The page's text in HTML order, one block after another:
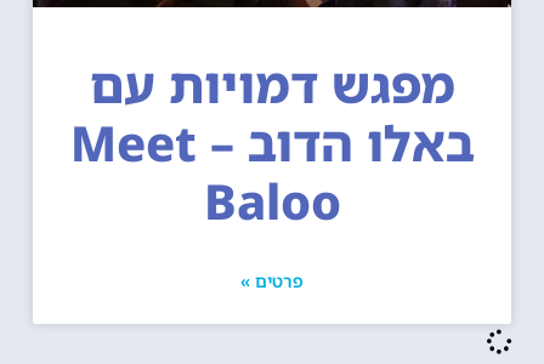
מפגש דמויות עם
באלו הדוב – Meet
Baloo
פרטים »